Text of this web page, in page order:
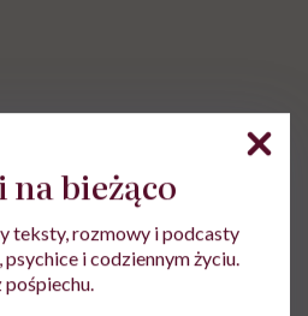
mają wyłącznie
na bieżąco
teksty, rozmowy i podcasty
i codziennym życiu.
pośpiechu.